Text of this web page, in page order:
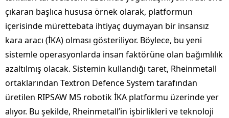
çıkaran başlıca hususa örnek olarak, platformun
içerisinde mürettebata ihtiyaç duymayan bir insansız
kara aracı (İKA) olması gösteriliyor. Böylece, bu yeni
sistemle operasyonlarda insan faktörüne olan bağımlılık
azaltılmış olacak. Sistemin kullandığı taret, Rheinmetall
ortaklarından Textron Defence System tarafından
üretilen RIPSAW M5 robotik İKA platformu üzerinde yer
alıyor. Bu şekilde, Rheinmetall’in işbirlikleri ve teknoloji